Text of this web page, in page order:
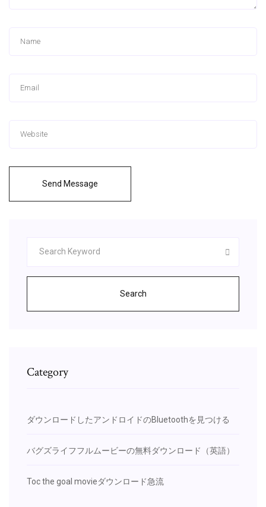
Send Message
Search
Category
ダウンロードしたアンドロイドのBluetoothを見つける
バグズライフフルムービーの無料ダウンロード（英語）
Toc the goal movieダウンロード急流